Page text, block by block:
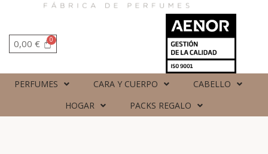
0,00 €
PERFUMES CARA Y CUERPO
CABELLO
HOGAR
PACKS REGALO